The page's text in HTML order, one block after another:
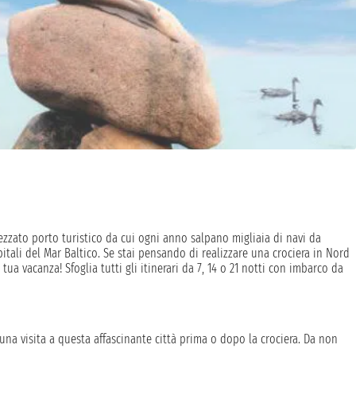
porto turistico da cui ogni anno salpano migliaia di navi da
del Mar Baltico. Se stai pensando di realizzare una crociera in Nord
vacanza! Sfoglia tutti gli itinerari da 7, 14 o 21 notti con imbarco da
visita a questa affascinante città prima o dopo la crociera. Da non